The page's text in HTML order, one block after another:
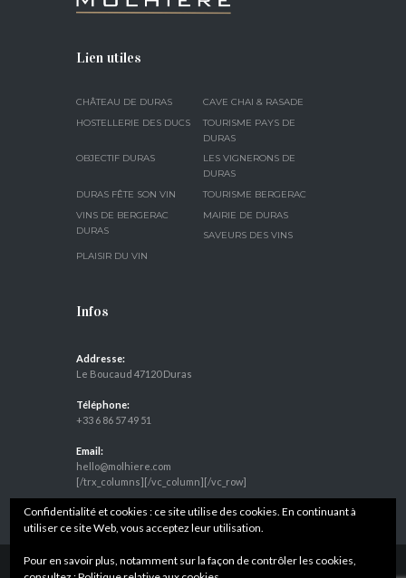
Lien utiles
CHÂTEAU DE DURAS
CAVE CHAI & RASADE
HOSTELLERIE DES DUCS
TOURISME PAYS DE
DURAS
OBJECTIF DURAS
LES VIGNERONS DE
DURAS
DURAS FÊTE SON VIN
TOURISME BERGERAC
VINS DE BERGERAC
DURAS
MAIRIE DE DURAS
SAVEURS DES VINS
PLAISIR DU VIN
Infos
Addresse:
Le Boucaud 47120 Duras
Téléphone:
+33 6 86 57 49 51
Email:
hello@molhiere.com
[/trx_columns][/vc_column][/vc_row]
Confidentialité et cookies : ce site utilise des cookies. En continuant à
utiliser ce site Web, vous acceptez leur utilisation.
Pour en savoir plus, notamment sur la façon de contrôler les cookies,